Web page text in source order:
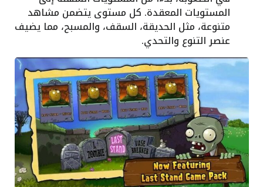
المستويات المعقدة. كل مستوى يتضمن مشاهد
متنوعة، مثل الحديقة، السقف، والمسبح، مما يضيف
عنصر التنوع والتحدي.